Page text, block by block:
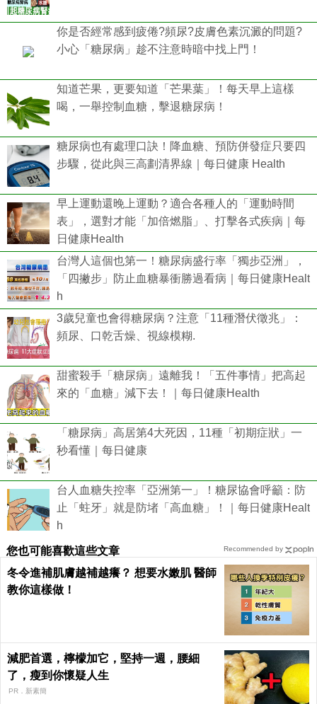
你是否經常感到疲倦?頻尿?皮膚色素沉澱的問題?
小心「糖尿病」趁不注意時暗中找上門！
知道芒果，更要知道「芒果葉」！每天早上這樣
喝，一舉控制血糖，擊退糖尿病！
糖尿病也有處理口訣！降血糖、預防併發症只要四
步驟，從此與三高劃清界線｜每日健康 Health
早上運動還晚上運動？適合各種人的「運動時間
表」，選對才能「加倍燃脂」、打擊各式疾病｜每
日健康Health
台灣人這個也第一！糖尿病盛行率「獨步亞洲」，
「四撇步」防止血糖暴衝勝過看病｜每日健康Healt
h
3歲兒童也會得糖尿病？注意「11種潛伏徵兆」：
頻尿、口乾舌燥、視線模糊.
甜蜜殺手「糖尿病」遠離我！「五件事情」把高起
來的「血糖」減下去！｜每日健康Health
「糖尿病」高居第4大死因，11種「初期症狀」一
秒看懂｜每日健康
台人血糖失控率「亞洲第一」！糖尿協會呼籲：防
止「蛀牙」就是防堵「高血糖」！｜每日健康Healt
h
您也可能喜歡這些文章
冬令進補肌膚越補越癢？ 想要水嫩肌 醫師
教你這樣做！
減肥首選，檸檬加它，堅持一週，腰細
了，瘦到你懷疑人生
PR．新素簡
Recommended by